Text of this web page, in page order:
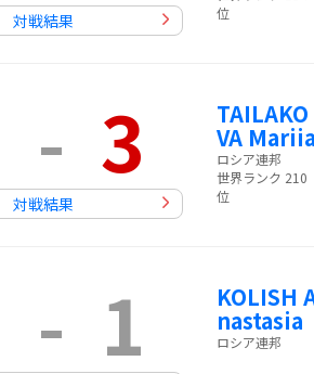
対戦結果
位
- 3
対戦結果
TAILAKO
VA Mariia
ロシア連邦
世界ランク 210
位
- 1 KOLISH
nastasia
ロシア連邦